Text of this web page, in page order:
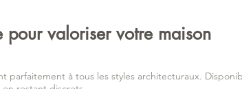
pour valoriser votre maison
parfaitement à tous les styles architecturaux.